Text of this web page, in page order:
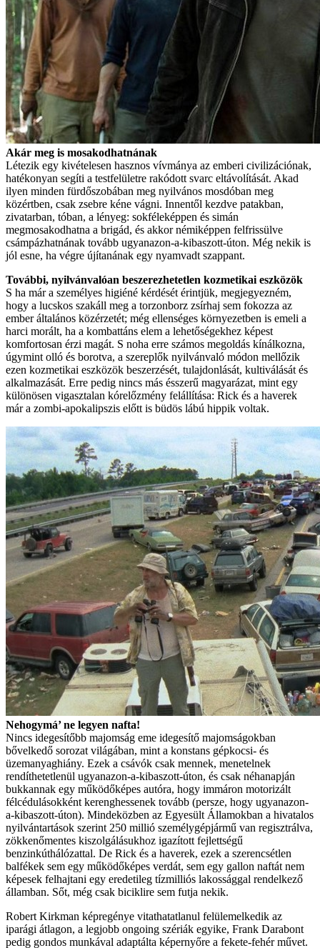
Akár meg is mosakodhatnának
Létezik egy kivételesen hasznos vívmánya az emberi civilizációnak,
hatékonyan segíti a testfelületre rakódott svarc eltávolítását. Akad
ilyen minden fürdőszobában meg nyilvános mosdóban meg
közértben, csak zsebre kéne vágni. Innentől kezdve patakban,
zivatarban, tóban, a lényeg: sokféleképpen és simán
megmosakodhatna a brigád, és akkor némiképpen felfrissülve
csámpázhatnának tovább ugyanazon-a-kibaszott-úton. Még nekik is
jól esne, ha végre újítanának egy nyamvadt szappant.
További, nyilvánvalóan beszerezhetetlen kozmetikai eszközök
S ha már a személyes higiéné kérdését érintjük, megjegyezném,
hogy a lucskos szakáll meg a torzonborz zsírhaj sem fokozza az
ember általános közérzetét; még ellenséges környezetben is emeli a
harci morált, ha a kombattáns elem a lehetőségekhez képest
komfortosan érzi magát. S noha erre számos megoldás kínálkozna,
úgymint olló és borotva, a szereplők nyilvánvaló módon mellőzik
ezen kozmetikai eszközök beszerzését, tulajdonlását, kultiválását és
alkalmazását. Erre pedig nincs más ésszerű magyarázat, mint egy
különösen vigasztalan kórelőzmény felállítása: Rick és a haverek
már a zombi-apokalipszis előtt is büdös lábú hippik voltak.
Nehogymá’ ne legyen nafta!
Nincs idegesítőbb majomság eme idegesítő majomságokban
bővelkedő sorozat világában, mint a konstans gépkocsi- és
üzemanyaghiány. Ezek a csávók csak mennek, menetelnek
rendíthetetlenül ugyanazon-a-kibaszott-úton, és csak néhanapján
bukkannak egy működőképes autóra, hogy immáron motorizált
félcédulásokként kerenghessenek tovább (persze, hogy ugyanazon-
a-kibaszott-úton). Mindeközben az Egyesült Államokban a hivatalos
nyilvántartások szerint 250 millió személygépjármű van regisztrálva,
zökkenőmentes kiszolgálásukhoz igazított fejlettségű
benzinkúthálózattal. De Rick és a haverek, ezek a szerencsétlen
balfékek sem egy működőképes verdát, sem egy gallon naftát nem
képesek felhajtani egy eredetileg tízmilliós lakossággal rendelkező
államban. Sőt, még csak biciklire sem futja nekik.
Robert Kirkman képregénye vitathatatlanul felülemelkedik az
iparági átlagon, a legjobb ongoing szériák egyike, Frank Darabont
pedig gondos munkával adaptálta képernyőre a fekete-fehér művet.